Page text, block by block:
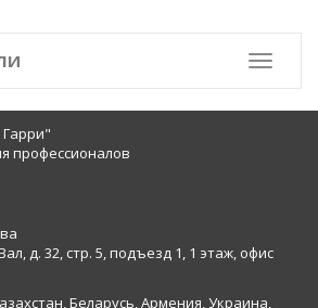
Toggle
профессионалов
д. 32, стр. 5, подъезд 1, 1 этаж, офис
Беларусь, Армения, Украина,